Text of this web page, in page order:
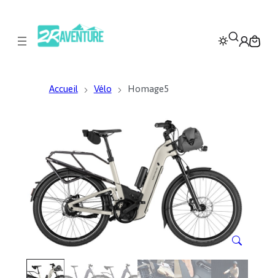
Accueil Vélo Homage5